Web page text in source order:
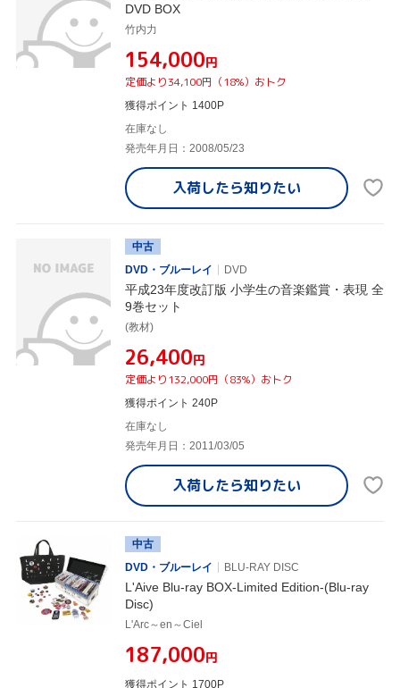
DVD BOX
竹内力
¥154,000円
定価より34,100円（18%）おトク
獲得ポイント 1400P
在庫なし
発売年月日：2008/05/23
入荷したら知りたい
中古
DVD・ブルーレイ
DVD
平成23年度改訂版 小学生の音楽鑑賞・表現 全
9巻セット
(教材)
¥26,400円
定価より132,000円（83%）おトク
獲得ポイント 240P
在庫なし
発売年月日：2011/03/05
入荷したら知りたい
中古
DVD・ブルーレイ
BLU-RAY DISC
L'Aive Blu-ray BOX-Limited Edition-(Blu-ray
Disc)
L'Arc～en～Ciel
¥187,000円
獲得ポイント 1700P